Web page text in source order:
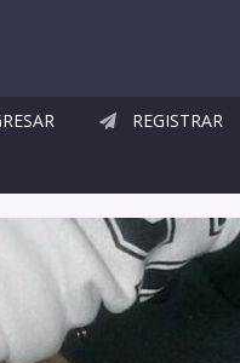
REGISTRAR